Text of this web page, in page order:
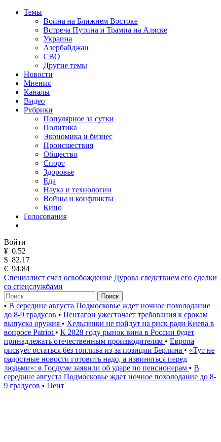
Темы
Война на Ближнем Востоке
Встреча Путина и Трампа на Аляске
Украина
Азербайджан
СВО
Другие темы
Новости
Мнения
Каналы
Видео
Рубрики
Популярное за сутки
Политика
Экономика и бизнес
Происшествия
Общество
Спорт
Здоровье
Еда
Наука и технологии
Войны и конфликты
Кино
Голосования
Войти
¥ 0.52
$ 82.17
€ 94.84
Специалист счел освобождение Дурова следствием его сделки
со спецслужбами
Поиск
• В середине августа Подмосковье ждет ночное похолодание
до 8-9 градусов • Пентагон ужесточает требования к срокам
выпуска оружия • Хельсинки не пойдут на риск ради Киева в
вопросе Patriot • К 2028 году рынок вина в России будет
принадлежать отечественным производителям • Европа
рискует остаться без топлива из-за позиции Берлина • «Тут не
радостные новости готовить надо, а извиняться перед
людьми»: в Госдуме заявили об ударе по пенсионерам • В
середине августа Подмосковье ждет ночное похолодание до 8-
9 градусов • Пент